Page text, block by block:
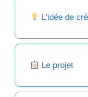
L'idée de
Le projet